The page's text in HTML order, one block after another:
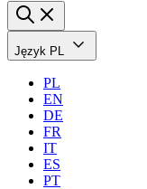
Język PL
PL
EN
DE
FR
IT
ES
PT